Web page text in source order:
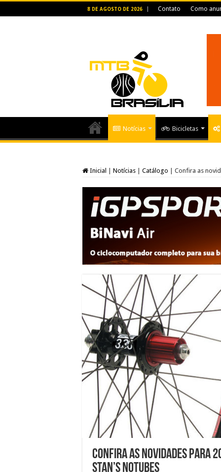
8 DE AGOSTO DE 2026 Contato Como
Notícias Bicicletas
Inicial Notícias Catálogo Confira as
Confira as novidades para
Stan’s NoTubes